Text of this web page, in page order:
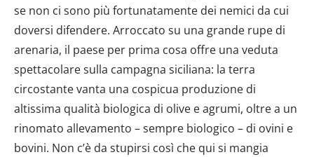
se non ci sono più fortunatamente dei nemici da cui
doversi difendere. Arroccato su una grande rupe di
arenaria, il paese per prima cosa offre una veduta
spettacolare sulla campagna siciliana: la terra
circostante vanta una cospicua produzione di
altissima qualità biologica di olive e agrumi, oltre a un
rinomato allevamento – sempre biologico – di ovini e
bovini. Non c’è da stupirsi così che qui si mangia